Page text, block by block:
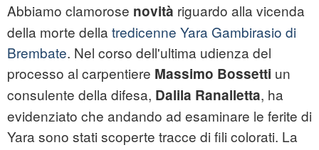
Abbiamo clamorose novità riguardo alla vicenda
della morte della tredicenne Yara Gambirasio di
Brembate. Nel corso dell'ultima udienza del
processo al carpentiere Massimo Bossetti un
consulente della difesa, Dalila Ranalletta, ha
evidenziato che andando ad esaminare le ferite di
Yara sono stati scoperte tracce di fili colorati. La